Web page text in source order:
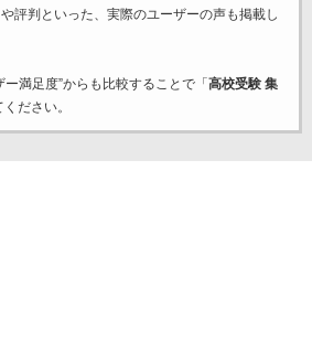
評判といった、実際のユーザーの声も掲載し
満足度”からも比較することで「 高校受験 集
ださい。